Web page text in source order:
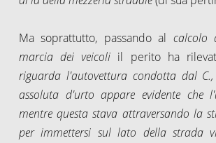
Ma soprattutto, passando al calcolo
marcia dei veicoli il perito ha
riguarda l'autovettura condotta dal
assoluta d'urto appare evidente che
mentre questa stava attraversando la
per immettersi sul lato della strada